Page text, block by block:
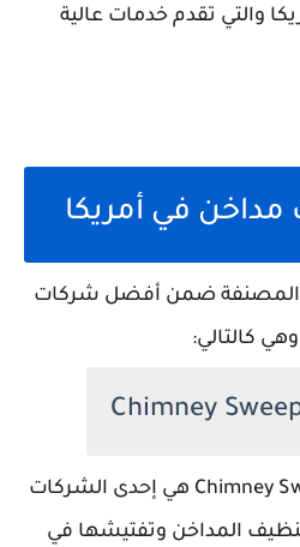
والتي تقدم خدمات عالية
في أمريكا
المصنفة ضمن أفضل شركات
كالتالي:
شركة Chimney Sweep Energy Corp هي إحدى الشركات
المداخن وتفتيشها في